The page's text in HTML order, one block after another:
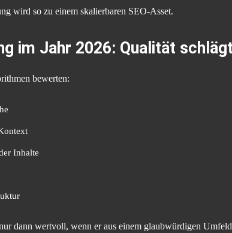
wird so zu einem skalierbaren SEO-Asset.
im Jahr 2026: Qualität
bewerten:
Inhalte
dann wertvoll, wenn er aus einem glaubwürdigen